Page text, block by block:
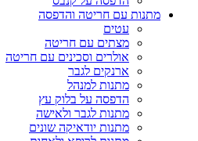
מתנות עם חריטה והדפסה
עטים
מצתים עם חריטה
אולרים וסכינים עם חריטה
ארנקים לגבר
מתנות למנהל
הדפסה על בלוק עץ
מתנות לגבר ולאישה
מתנות יודאיקה שונים